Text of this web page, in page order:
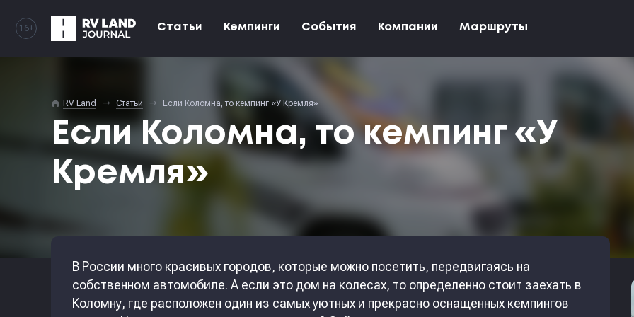
Статьи Кемпинги События Компании Маршруты
16+
home RV Land Статьи Если Коломна, то кемпинг «У Кремля»
Если Коломна, то кемпинг «У
Кремля»
В России много красивых городов, которые можно посетить, передвигаясь на
собственном автомобиле. А если это дом на колесах, то определенно стоит заехать в
Коломну, где расположен один из самых уютных и прекрасно оснащенных кемпингов